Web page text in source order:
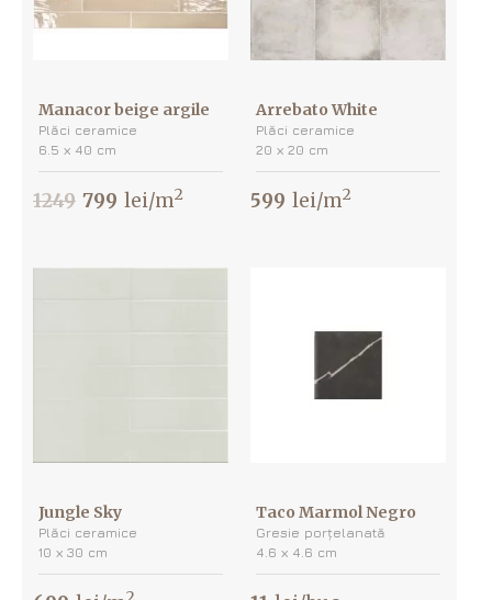
Manacor beige argile
Plăci ceramice
6.5 х 40 cm
1249 799 lei/m2
Arrebato White
Plăci ceramice
20 х 20 cm
599 lei/m2
Jungle Sky
Plăci ceramice
10 х 30 cm
Taco Marmol Negro
Gresie porțelanată
4.6 х 4.6 cm